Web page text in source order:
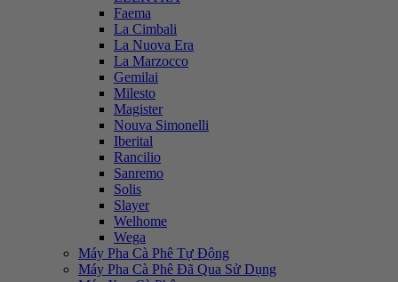
Faema
La Cimbali
La Nuova Era
La Marzocco
Gemilai
Milesto
Magister
Nouva Simonelli
Iberital
Rancilio
Sanremo
Solis
Slayer
Welhome
Wega
Máy Pha Cà Phê Tự Động
Máy Pha Cà Phê Đã Qua Sử Dụng